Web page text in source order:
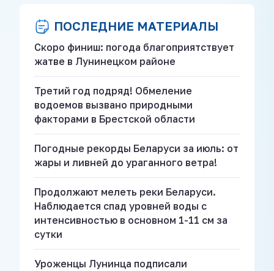
ПОСЛЕДНИЕ МАТЕРИАЛЫ
Скоро финиш: погода благоприятствует
жатве в Лунинецком районе
Третий год подряд! Обмеление
водоемов вызвано природными
факторами в Брестской области
Погодные рекорды Беларуси за июль: от
жары и ливней до ураганного ветра!
Продолжают мелеть реки Беларуси.
Наблюдается спад уровней воды с
интенсивностью в основном 1-11 см за
сутки
Уроженцы Лунинца подписали